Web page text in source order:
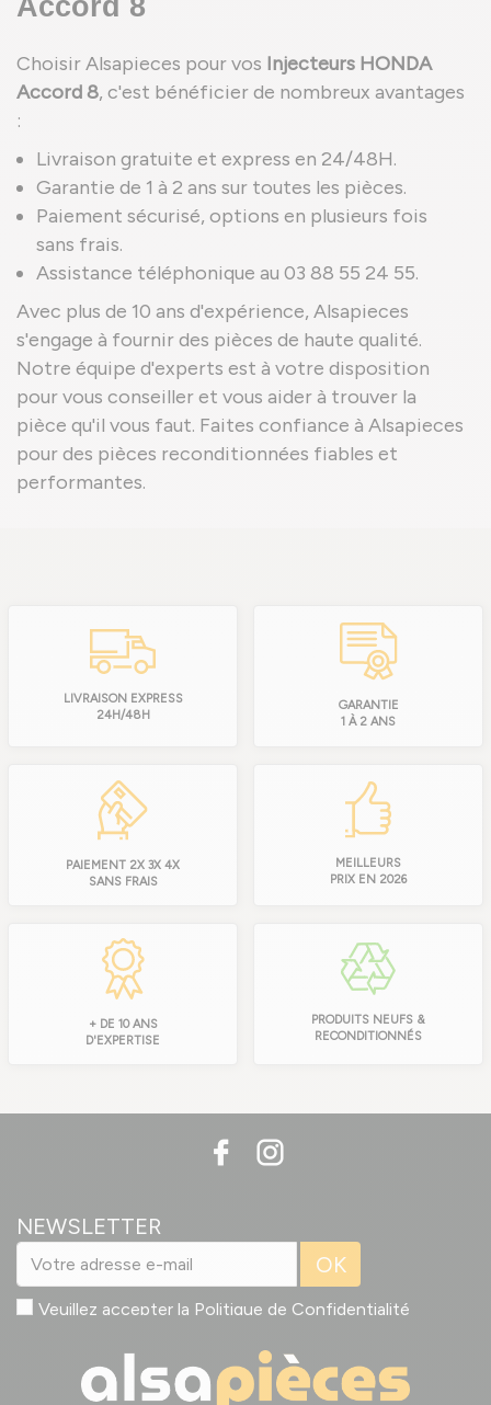
Choisir Alsapieces pour vos Injecteurs HONDA
Accord 8, c'est bénéficier de nombreux avantages
:
Livraison gratuite et express en 24/48H.
Garantie de 1 à 2 ans sur toutes les pièces.
Paiement sécurisé, options en plusieurs fois
sans frais.
Assistance téléphonique au 03 88 55 24 55.
Avec plus de 10 ans d'expérience, Alsapieces
s'engage à fournir des pièces de haute qualité.
Notre équipe d'experts est à votre disposition
pour vous conseiller et vous aider à trouver la
pièce qu'il vous faut. Faites confiance à Alsapieces
pour des pièces reconditionnées fiables et
performantes.
LIVRAISON EXPRESS
24H/48H
GARANTIE
1 À 2 ANS
PAIEMENT 2X 3X 4X
SANS FRAIS
MEILLEURS
PRIX EN 2026
+ DE 10 ANS
D'EXPERTISE
PRODUITS NEUFS &
RECONDITIONNÉS
NEWSLETTER
OK
Veuillez accepter la Politique de Confidentialité